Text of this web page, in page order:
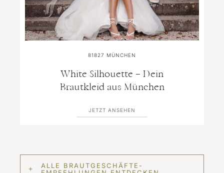
81827 MÜNCHEN
White Silhouette – Dein
Brautkleid aus München
JETZT ANSEHEN
ALLE BRAUTGESCHÄFTE-